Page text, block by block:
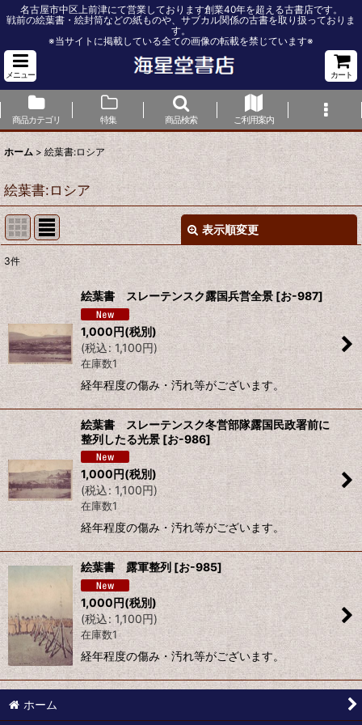
名古屋市中区上前津にて営業しております創業40年を超える古書店です。
戦前の絵葉書・絵封筒などの紙ものや、サブカル関係の古書を取り扱っておりま
す。
※当サイトに掲載している全ての画像の転載を禁じています※
メニュー カート
商品カテゴリ 特集 商品検索 ご利用案内
ホーム > 絵葉書:ロシア
絵葉書:ロシア
表示順変更
表示数 :
並び順:
絞り込む
3件
絵葉書 スレーテンスク露国兵営全景 [お-987]
1,000円(税別)
(税込: 1,100円)
在庫数1
経年程度の傷み・汚れ等がございます。
絵葉書 スレーテンスク冬営部隊露国民政署前に
整列したる光景 [お-986]
1,000円(税別)
(税込: 1,100円)
在庫数1
経年程度の傷み・汚れ等がございます。
絵葉書 露軍整列[お-985]
1,000円(税別)
(税込: 1,100円)
在庫数1
経年程度の傷み・汚れ等がございます。
ホーム